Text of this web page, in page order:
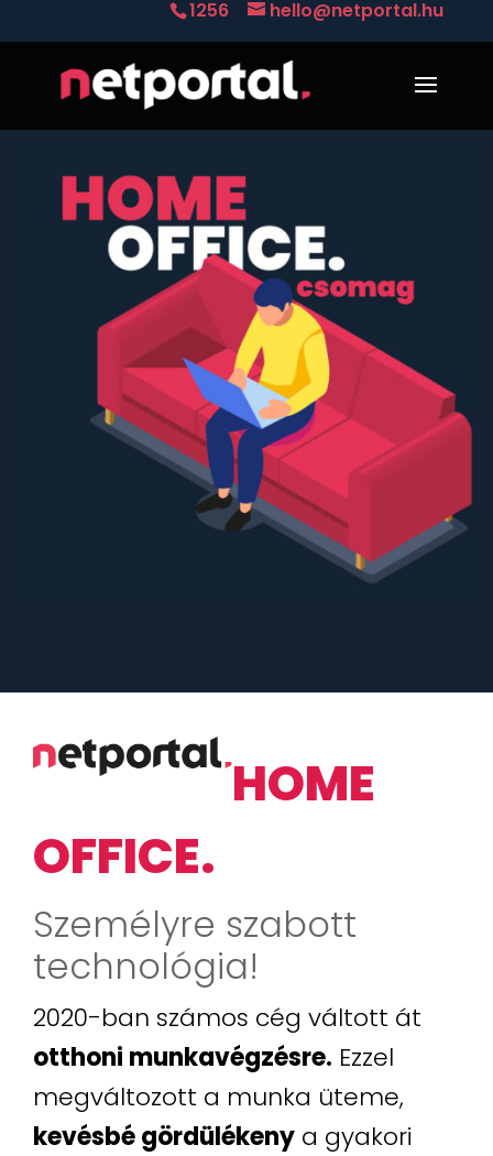
1256 hello@netportal.hu
HOME
OFFICE.
Személyre szabott
technológia!
2020-ban számos cég váltott át
otthoni munkavégzésre. Ezzel
megváltozott a munka üteme,
kevésbé gördülékeny a gyakori